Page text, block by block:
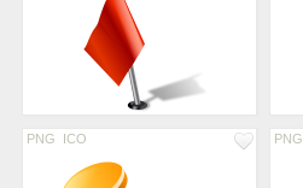
PNG ICO PNG